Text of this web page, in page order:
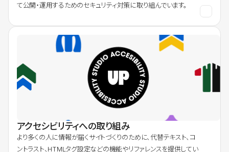
て公開・運用するためのセキュリティ対策に取り組んでいます。
アクセシビリティへの取り組み
より多くの人に情報が届くサイトづくりのために、代替テキスト、コ
ントラスト、HTMLタグ設定などの機能やリファレンスを提供してい